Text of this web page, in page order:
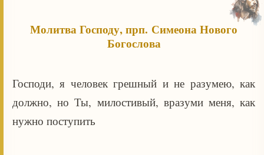
Молитва Господу, прп. Симеона Нового
Богослова
Господи, я человек грешный и не разумею, как
должно, но Ты, милостивый, вразуми меня, как
нужно поступить